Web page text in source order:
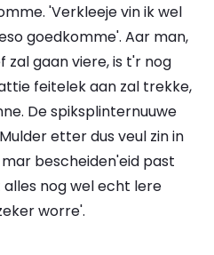
'Verkleeje vin ik wel
goedkomme'. Aar man,
zal gaan viere, is t'r nog
feitelek aan zal trekke,
De spiksplinternuuwe
etter dus veul zin in
bescheiden'eid past
nog wel echt lere
worre'.